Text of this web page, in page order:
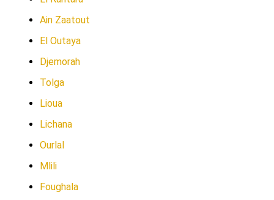
Ain Zaatout
El Outaya
Djemorah
Tolga
Lioua
Lichana
Ourlal
Mlili
Foughala